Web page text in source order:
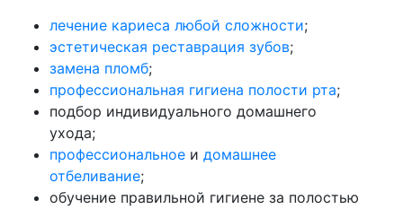
лечение кариеса любой сложности;
эстетическая реставрация зубов;
замена пломб;
профессиональная гигиена полости рта;
подбор индивидуального домашнего
ухода;
профессиональное и домашнее
отбеливание;
обучение правильной гигиене за полостью